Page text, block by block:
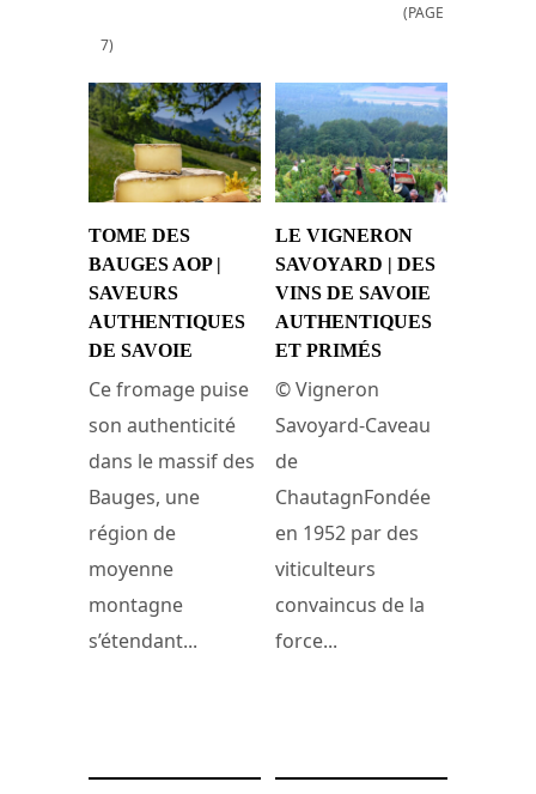
(PAGE
7)
TOME DES
BAUGES AOP |
SAVEURS
AUTHENTIQUES
DE SAVOIE
Ce fromage puise
son authenticité
dans le massif des
Bauges, une
région de
moyenne
montagne
s’étendant...
LE VIGNERON
SAVOYARD | DES
VINS DE SAVOIE
AUTHENTIQUES
ET PRIMÉS
© Vigneron
Savoyard-Caveau
de
ChautagnFondée
en 1952 par des
viticulteurs
convaincus de la
force...